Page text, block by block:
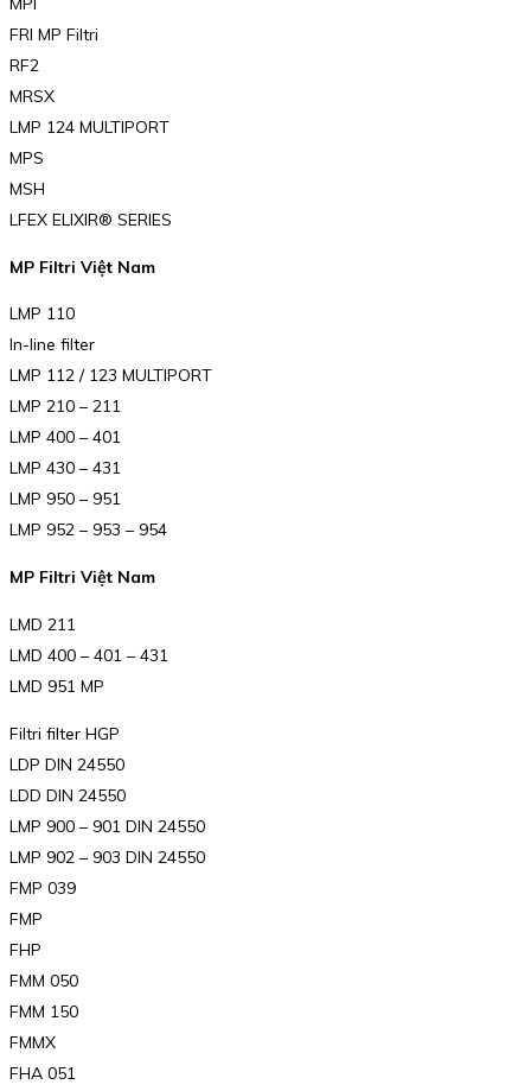
FRI MP Filtri
RF2
MRSX
LMP 124 MULTIPORT
MPS
MSH
LFEX ELIXIR® SERIES
MP Filtri Việt Nam
LMP 110
In-line filter
LMP 112 / 123 MULTIPORT
LMP 210 – 211
LMP 400 – 401
LMP 430 – 431
LMP 950 – 951
LMP 952 – 953 – 954
MP Filtri Việt Nam
LMD 211
LMD 400 – 401 – 431
LMD 951 MP
Filtri filter HGP
LDP DIN 24550
LDD DIN 24550
LMP 900 – 901 DIN 24550
LMP 902 – 903 DIN 24550
FMP 039
FMP
FHP
FMM 050
FMM 150
FMMX
FHA 051